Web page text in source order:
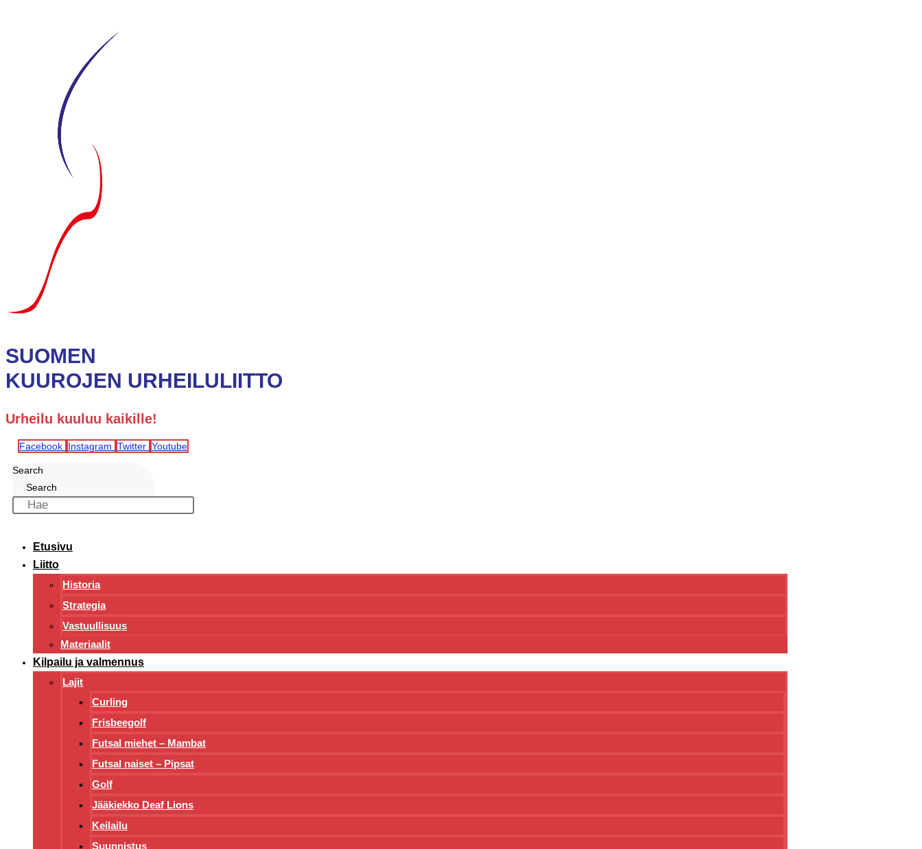
SUOMEN
KUUROJEN URHEILULIITTO
Urheilu kuuluu kaikille!
Facebook Instagram Twitter Youtube
Search
Search
Etusivu
Liitto
Historia
Strategia
Vastuullisuus
Materiaalit
Kilpailu ja valmennus
Lajit
Curling
Frisbeegolf
Futsal miehet – Mambat
Futsal naiset – Pipsat
Golf
Jääkiekko Deaf Lions
Keilailu
Suunnistus